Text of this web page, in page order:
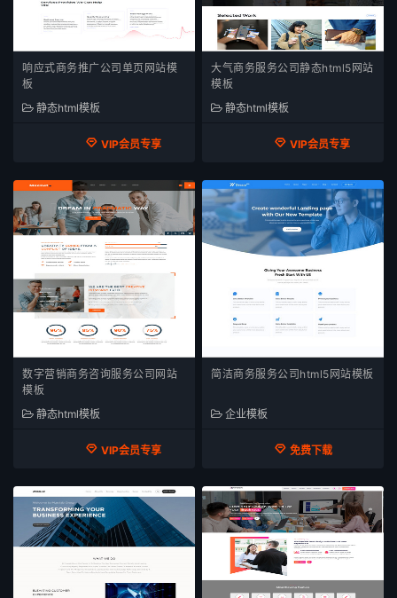
响应式商务推广公司单页网站模
板
静态html模板
VIP会员专享
大气商务服务公司静态html5网站
模板
静态html模板
VIP会员专享
数字营销商务咨询服务公司网站
模板
静态html模板
VIP会员专享
简洁商务服务公司html5网站模板
企业模板
免费下载